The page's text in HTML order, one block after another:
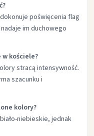
poświęcenia flag
im duchowego
kościele?
stracą intensywność.
szacunku i
kolory?
niebieskie, jednak